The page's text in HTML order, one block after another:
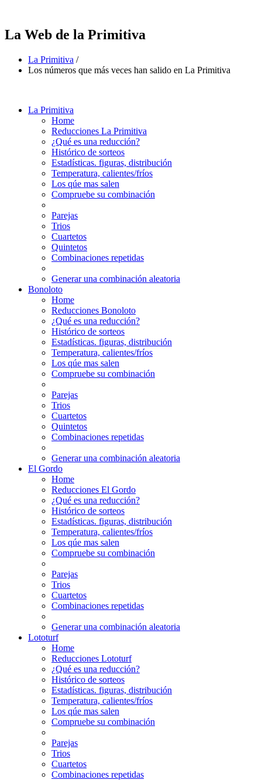
La Web de la Primitiva
La Primitiva /
Los números que más veces han salido en La Primitiva
La Primitiva
Home
Reducciones La Primitiva
¿Qué es una reducción?
Histórico de sorteos
Estadísticas. figuras, distribución
Temperatura, calientes/fríos
Los qúe mas salen
Compruebe su combinación
Parejas
Trios
Cuartetos
Quintetos
Combinaciones repetidas
Generar una combinación aleatoria
Bonoloto
Home
Reducciones Bonoloto
¿Qué es una reducción?
Histórico de sorteos
Estadísticas. figuras, distribución
Temperatura, calientes/fríos
Los qúe mas salen
Compruebe su combinación
Parejas
Trios
Cuartetos
Quintetos
Combinaciones repetidas
Generar una combinación aleatoria
El Gordo
Home
Reducciones El Gordo
¿Qué es una reducción?
Histórico de sorteos
Estadísticas. figuras, distribución
Temperatura, calientes/fríos
Los qúe mas salen
Compruebe su combinación
Parejas
Trios
Cuartetos
Combinaciones repetidas
Generar una combinación aleatoria
Lototurf
Home
Reducciones Lototurf
¿Qué es una reducción?
Histórico de sorteos
Estadísticas. figuras, distribución
Temperatura, calientes/fríos
Los qúe mas salen
Compruebe su combinación
Parejas
Trios
Cuartetos
Combinaciones repetidas